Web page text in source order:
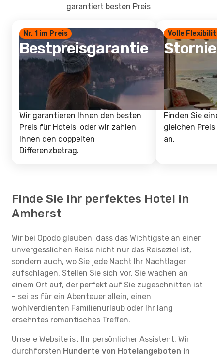
garantiert besten Preis
Nr. 1 im Preis
Bestpreisgarantie
Wir garantieren Ihnen den besten
Preis für Hotels, oder wir zahlen
Ihnen den doppelten
Differenzbetrag.
Volle
Finden Sie
gleichen
an.
Finde Sie ihr perfektes Hotel in
Amherst
Wir bei Opodo glauben, dass das Wichtigste an einer
unvergesslichen Reise nicht nur das Reiseziel ist,
sondern auch, wo Sie jede Nacht Ihr Nachtlager
aufschlagen. Stellen Sie sich vor, Sie wachen an
einem Ort auf, der perfekt auf Sie zugeschnitten ist
– sei es für ein Abenteuer allein, einen
wohlverdienten Familienurlaub oder Ihr lang
ersehntes romantisches Treffen.
Unsere Website ist Ihr persönlicher Assistent. Wir
durchforsten Hunderte von Hotelangeboten in